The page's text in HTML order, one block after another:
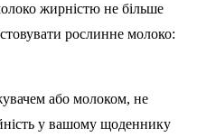
жирністю не більше
рослинне молоко:
або молоком, не
у вашому щоденнику